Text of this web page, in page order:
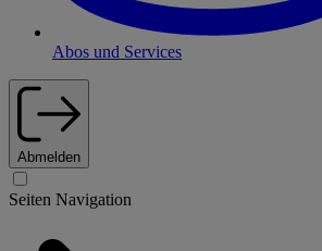
Abos und Services
Abmelden
Seiten Navigation